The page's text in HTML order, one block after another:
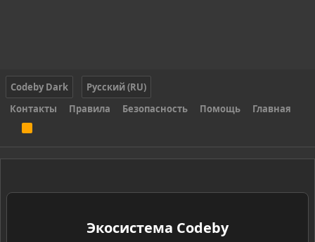
Codeby Dark
Русский (RU)
Контакты
Правила Безопасность Помощь Главная
S
Экосистема Codeby